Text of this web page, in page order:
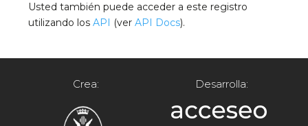
Usted también puede acceder a este registro
utilizando losAPI (verAPI Docs).
Crea: Desarrolla: